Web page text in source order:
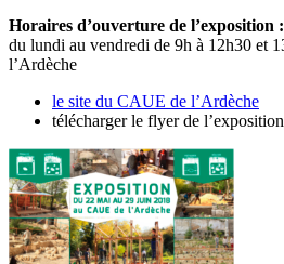
Horaires d’ouverture de l’exposition :
du lundi au vendredi de 9h à 12h30 et
l’Ardèche
le site du CAUE de l’Ardèche
télécharger le flyer de